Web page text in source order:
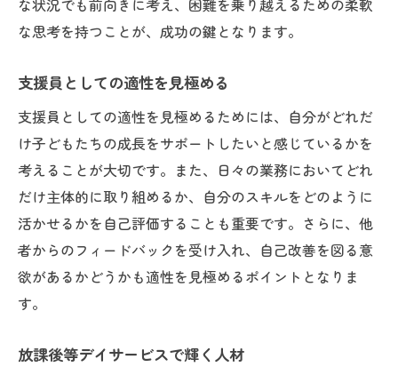
な状況でも前向きに考え、困難を乗り越えるための柔軟
な思考を持つことが、成功の鍵となります。
支援員としての適性を見極める
支援員としての適性を見極めるためには、自分がどれだ
け子どもたちの成長をサポートしたいと感じているかを
考えることが大切です。また、日々の業務においてどれ
だけ主体的に取り組めるか、自分のスキルをどのように
活かせるかを自己評価することも重要です。さらに、他
者からのフィードバックを受け入れ、自己改善を図る意
欲があるかどうかも適性を見極めるポイントとなりま
す。
放課後等デイサービスで輝く人材